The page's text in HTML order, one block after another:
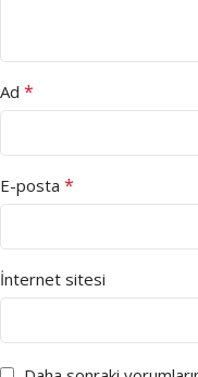
Ad *
E-posta *
İnternet sitesi